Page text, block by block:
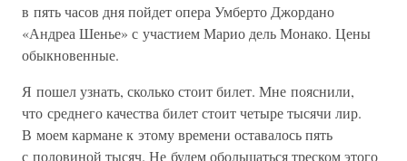
в пять часов дня пойдет опера Умберто Джордано
«Андреа Шенье» с участием Марио дель Монако. Цены
обыкновенные.
Я пошел узнать, сколько стоит билет. Мне пояснили,
что среднего качества билет стоит четыре тысячи лир.
В моем кармане к этому времени оставалось пять
с половиной тысяч. Не будем обольщаться треском этого